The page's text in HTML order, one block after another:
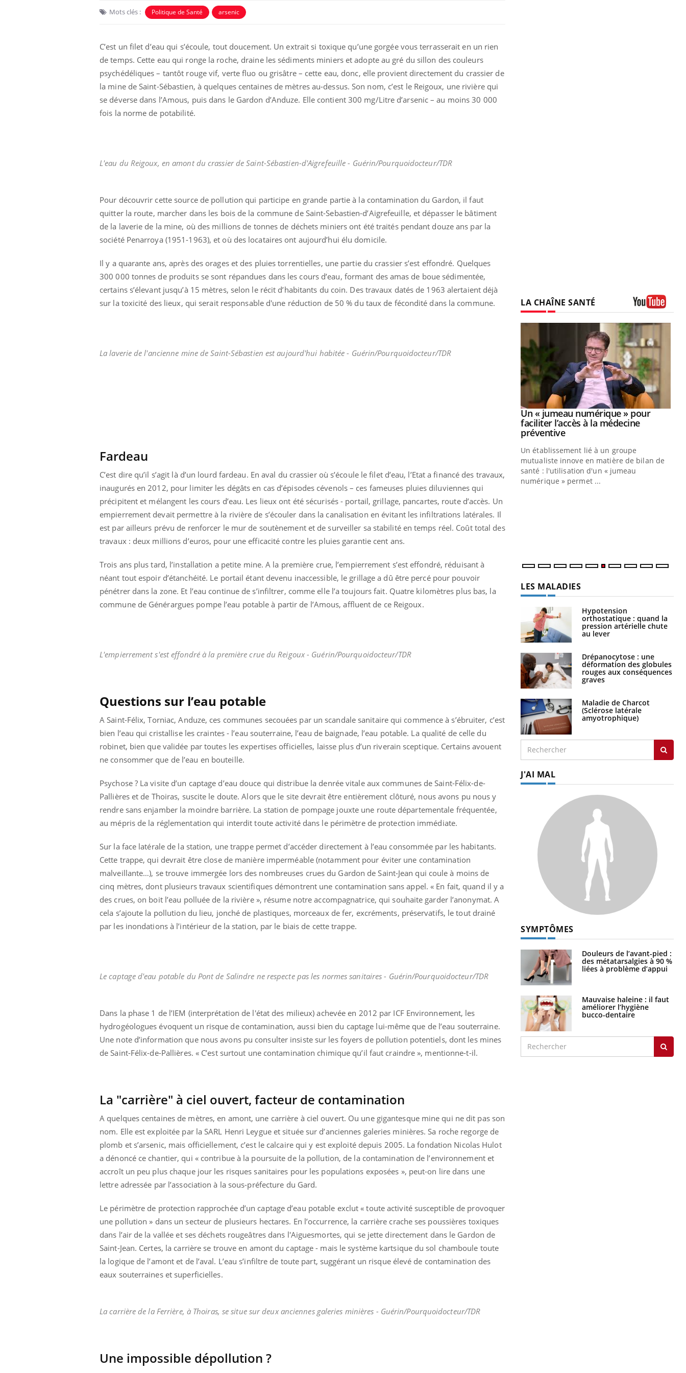
Mots clés : Politique de Santé arsenic
C’est un filet d’eau qui s’écoule, tout doucement. Un extrait si toxique qu’une gorgée vous terrasserait en un rien
de temps. Cette eau qui ronge la roche, draine les sédiments miniers et adopte au gré du sillon des couleurs
psychédéliques – tantôt rouge vif, verte fluo ou grisâtre – cette eau, donc, elle provient directement du crassier de
la mine de Saint-Sébastien, à quelques centaines de mètres au-dessus. Son nom, c’est le Reigoux, une rivière qui
se déverse dans l’Amous, puis dans le Gardon d’Anduze. Elle contient 300 mg/Litre d’arsenic – au moins 30 000
fois la norme de potabilité.
L'eau du Reigoux, en amont du crassier de Saint-Sébastien-d'Aigrefeuille - Guérin/Pourquoidocteur/TDR
Pour découvrir cette source de pollution qui participe en grande partie à la contamination du Gardon, il faut
quitter la route, marcher dans les bois de la commune de Saint-Sebastien-d’Aigrefeuille, et dépasser le bâtiment
de la laverie de la mine, où des millions de tonnes de déchets miniers ont été traités pendant douze ans par la
société Penarroya (1951-1963), et où des locataires ont aujourd’hui élu domicile.
Il y a quarante ans, après des orages et des pluies torrentielles, une partie du crassier s’est effondré. Quelques
300 000 tonnes de produits se sont répandues dans les cours d’eau, formant des amas de boue sédimentée,
certains s’élevant jusqu’à 15 mètres, selon le récit d’habitants du coin. Des travaux datés de 1963 alertaient déjà
sur la toxicité des lieux, qui serait responsable d'une réduction de 50 % du taux de fécondité dans la commune.
La laverie de l'ancienne mine de Saint-Sébastien est aujourd'hui habitée - Guérin/Pourquoidocteur/TDR
Fardeau
C’est dire qu’il s’agit là d’un lourd fardeau. En aval du crassier où s’écoule le filet d’eau, l’Etat a financé des travaux,
inaugurés en 2012, pour limiter les dégâts en cas d’épisodes cévenols – ces fameuses pluies diluviennes qui
précipitent et mélangent les cours d’eau. Les lieux ont été sécurisés - portail, grillage, pancartes, route d’accès. Un
empierrement devait permettre à la rivière de s’écouler dans la canalisation en évitant les infiltrations latérales. Il
est par ailleurs prévu de renforcer le mur de soutènement et de surveiller sa stabilité en temps réel. Coût total des
travaux : deux millions d’euros, pour une efficacité contre les pluies garantie cent ans.
Trois ans plus tard, l’installation a petite mine. A la première crue, l’empierrement s’est effondré, réduisant à
néant tout espoir d’étanchéité. Le portail étant devenu inaccessible, le grillage a dû être percé pour pouvoir
pénétrer dans la zone. Et l’eau continue de s’infiltrer, comme elle l’a toujours fait. Quatre kilomètres plus bas, la
commune de Générargues pompe l’eau potable à partir de l’Amous, affluent de ce Reigoux.
L'empierrement s'est effondré à la première crue du Reigoux - Guérin/Pourquoidocteur/TDR
Questions sur l’eau potable
A Saint-Félix, Torniac, Anduze, ces communes secouées par un scandale sanitaire qui commence à s’ébruiter, c’est
bien l’eau qui cristallise les craintes - l’eau souterraine, l’eau de baignade, l’eau potable. La qualité de celle du
robinet, bien que validée par toutes les expertises officielles, laisse plus d’un riverain sceptique. Certains avouent
ne consommer que de l’eau en bouteille.
Psychose ? La visite d’un captage d’eau douce qui distribue la denrée vitale aux communes de Saint-Félix-de-
Pallières et de Thoiras, suscite le doute. Alors que le site devrait être entièrement clôturé, nous avons pu nous y
rendre sans enjamber la moindre barrière. La station de pompage jouxte une route départementale fréquentée,
au mépris de la réglementation qui interdit toute activité dans le périmètre de protection immédiate.
Sur la face latérale de la station, une trappe permet d’accéder directement à l’eau consommée par les habitants.
Cette trappe, qui devrait être close de manière imperméable (notamment pour éviter une contamination
malveillante…), se trouve immergée lors des nombreuses crues du Gardon de Saint-Jean qui coule à moins de
cinq mètres, dont plusieurs travaux scientifiques démontrent une contamination sans appel. « En fait, quand il y a
des crues, on boit l’eau polluée de la rivière », résume notre accompagnatrice, qui souhaite garder l’anonymat. A
cela s’ajoute la pollution du lieu, jonché de plastiques, morceaux de fer, excréments, préservatifs, le tout drainé
par les inondations à l’intérieur de la station, par le biais de cette trappe.
Le captage d'eau potable du Pont de Salindre ne respecte pas les normes sanitaires - Guérin/Pourquoidocteur/TDR
Dans la phase 1 de l’IEM (interprétation de l'état des milieux) achevée en 2012 par ICF Environnement, les
hydrogéologues évoquent un risque de contamination, aussi bien du captage lui-même que de l’eau souterraine.
Une note d’information que nous avons pu consulter insiste sur les foyers de pollution potentiels, dont les mines
de Saint-Félix-de-Pallières. « C’est surtout une contamination chimique qu’il faut craindre », mentionne-t-il.
La "carrière" à ciel ouvert, facteur de contamination
A quelques centaines de mètres, en amont, une carrière à ciel ouvert. Ou une gigantesque mine qui ne dit pas son
nom. Elle est exploitée par la SARL Henri Leygue et située sur d’anciennes galeries minières. Sa roche regorge de
plomb et s’arsenic, mais officiellement, c’est le calcaire qui y est exploité depuis 2005. La fondation Nicolas Hulot
a dénoncé ce chantier, qui « contribue à la poursuite de la pollution, de la contamination de l’environnement et
accroît un peu plus chaque jour les risques sanitaires pour les populations exposées », peut-on lire dans une
lettre adressée par l’association à la sous-préfecture du Gard.
Le périmètre de protection rapprochée d’un captage d’eau potable exclut « toute activité susceptible de provoquer
une pollution » dans un secteur de plusieurs hectares. En l’occurrence, la carrière crache ses poussières toxiques
dans l’air de la vallée et ses déchets rougeâtres dans l'Aiguesmortes, qui se jette directement dans le Gardon de
Saint-Jean. Certes, la carrière se trouve en amont du captage - mais le système kartsique du sol chamboule toute
la logique de l’amont et de l’aval. L’eau s’infiltre de toute part, suggérant un risque élevé de contamination des
eaux souterraines et superficielles.
La carrière de la Ferrière, à Thoiras, se situe sur deux anciennes galeries minières - Guérin/Pourquoidocteur/TDR
Une impossible dépollution ?
LA CHAÎNE SANTÉ
reste entourée d'idées reçues chez les
patients comme parfois chez les soignants.
sont ...
Youtube
Un « jumeau numérique » pour
faciliter l’accès à la médecine
préventiveYoutube
Un établissement lié à un groupe
mutualiste innove en matière de bilan de
santé : l'utilisation d'un « jumeau
numérique » permet ...
LES MALADIES
Hypotension
orthostatique : quand la
pression artérielle chute
au lever
Drépanocytose : une
déformation des globules
rouges aux conséquences
graves
Maladie de Charcot
(Sclérose latérale
amyotrophique)
J'AI MAL
SYMPTÔMES
Douleurs de l’avant-pied :
des métatarsalgies à 90 %
liées à problème d’appui
Mauvaise haleine : il faut
améliorer l’hygiène
bucco-dentaire